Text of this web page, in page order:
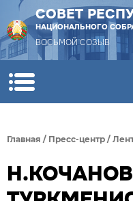
СОВЕТ
НАЦИОНАЛЬНОГО
ВОСЬМОЙ СОЗЫВ
Главная / Пресс-центр /